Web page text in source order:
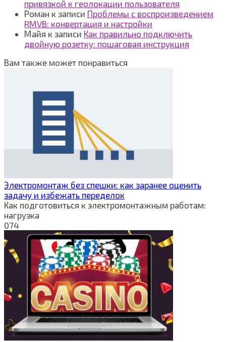
привязкой к геолокации пользователя
Роман к записи Проблемы с воспроизведением
RMVB: конвертация и настройки
Майя к записи Как правильно подключить
двойную розетку: пошаговая инструкция
Вам также может понравиться
Электромонтаж без спешки: как заранее оценить
задачу и избежать переделок
Как подготовиться к электромонтажным работам:
нагрузка
074